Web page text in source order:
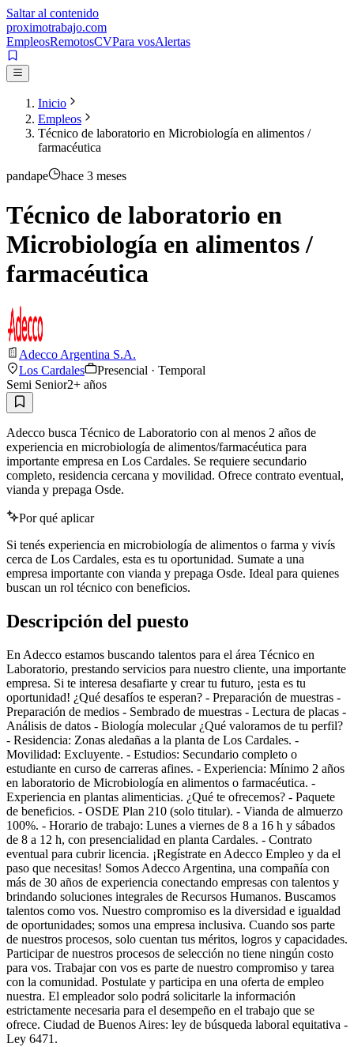
Saltar al contenido
proximotrabajo.com
EmpleosRemotosCVPara vosAlertas
Inicio
Empleos
Técnico de laboratorio en Microbiología en alimentos /
farmacéutica
pandape hace 3 meses
Técnico de laboratorio en
Microbiología en alimentos /
farmacéutica
Adecco Argentina S.A.
Los Cardales
Presencial · Temporal
Semi Senior2+ años
Adecco busca Técnico de Laboratorio con al menos 2 años de
experiencia en microbiología de alimentos/farmacéutica para
importante empresa en Los Cardales. Se requiere secundario
completo, residencia cercana y movilidad. Ofrece contrato eventual,
vianda y prepaga Osde.
Por qué aplicar
Si tenés experiencia en microbiología de alimentos o farma y vivís
cerca de Los Cardales, esta es tu oportunidad. Sumate a una
empresa importante con vianda y prepaga Osde. Ideal para quienes
buscan un rol técnico con beneficios.
Descripción del puesto
En Adecco estamos buscando talentos para el área Técnico en
Laboratorio, prestando servicios para nuestro cliente, una importante
empresa. Si te interesa desafiarte y crear tu futuro, ¡esta es tu
oportunidad! ¿Qué desafíos te esperan? - Preparación de muestras -
Preparación de medios - Sembrado de muestras - Lectura de placas -
Análisis de datos - Biología molecular ¿Qué valoramos de tu perfil?
- Residencia: Zonas aledañas a la planta de Los Cardales. -
Movilidad: Excluyente. - Estudios: Secundario completo o
estudiante en curso de carreras afines. - Experiencia: Mínimo 2 años
en laboratorio de Microbiología en alimentos o farmacéutica. -
Experiencia en plantas alimenticias. ¿Qué te ofrecemos? - Paquete
de beneficios. - OSDE Plan 210 (solo titular). - Vianda de almuerzo
100%. - Horario de trabajo: Lunes a viernes de 8 a 16 h y sábados
de 8 a 12 h, con presencialidad en planta Cardales. - Contrato
eventual para cubrir licencia. ¡Regístrate en Adecco Empleo y da el
paso que necesitas! Somos Adecco Argentina, una compañía con
más de 30 años de experiencia conectando empresas con talentos y
brindando soluciones integrales de Recursos Humanos. Buscamos
talentos como vos. Nuestro compromiso es la diversidad e igualdad
de oportunidades; somos una empresa inclusiva. Cuando sos parte
de nuestros procesos, solo cuentan tus méritos, logros y capacidades.
Participar de nuestros procesos de selección no tiene ningún costo
para vos. Trabajar con vos es parte de nuestro compromiso y tarea
con la comunidad. Postulate y participa en una oferta de empleo
nuestra. El empleador solo podrá solicitarle la información
estrictamente necesaria para el desempeño en el trabajo que se
ofrece. Ciudad de Buenos Aires: ley de búsqueda laboral equitativa -
Ley 6471.